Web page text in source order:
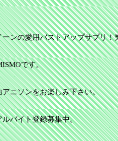
ンの愛用バストアップサプリ
です。
ニソンをお楽しみ下さい。
バイト登録募集中。